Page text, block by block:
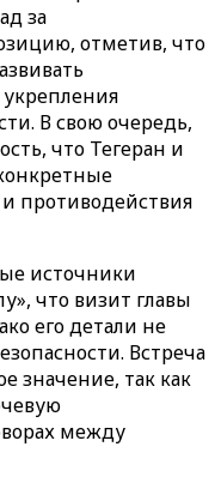
за
отметив, что
В свою очередь,
что Тегеран и
противодействия
источники
что визит главы
его детали не
Встреча
значение, так как
между